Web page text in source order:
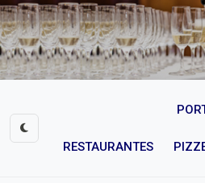
RESTAURANTES